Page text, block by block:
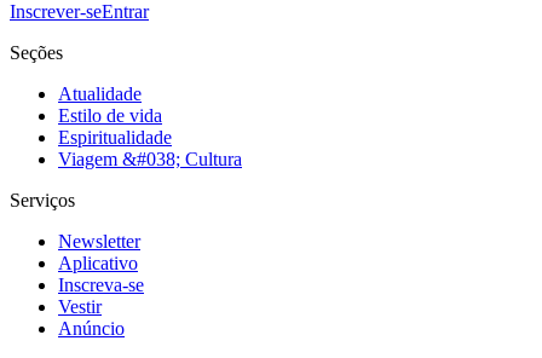
Inscrever-seEntrar
Seções
Atualidade
Estilo de vida
Espiritualidade
Viagem &#038; Cultura
Serviços
Newsletter
Aplicativo
Inscreva-se
Vestir
Anúncio